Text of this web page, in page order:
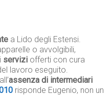
a Lido degli Estensi.
o avvolgibili,
servizi offerti con cura
lavoro eseguito.
assenza di intermediari
risponde Eugenio, non un